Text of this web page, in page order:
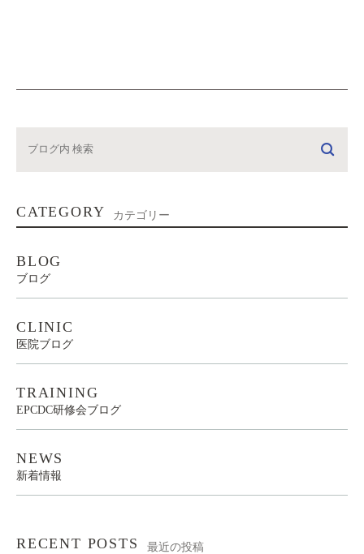
CATEGORY カテゴリー
BLOG
ブログ
CLINIC
医院ブログ
TRAINING
EPCDC研修会ブログ
NEWS
新着情報
RECENT POSTS 最近の投稿